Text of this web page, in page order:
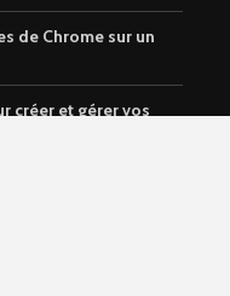
de Chrome sur un
créer et gérer vos